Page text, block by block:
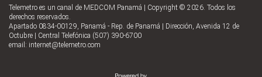
Telemetro es un canal de MEDCOM Panamá | Copyright © 2026. Todos los
derechos reservados.
Apartado 0834-00129, Panamá - Rep. de Panamá | Dirección, Avenida 12 de
Octubre | Central Telefónica (507) 390-6700
email: internet@telemetro.com